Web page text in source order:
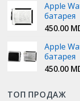
Apple
батарея
450.00
Apple
батарея
450.00
ТОП ПРОДАЖ